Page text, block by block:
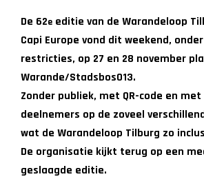
De 62e editie van de Warandeloop
Capi Europe vond dit weekend,
restricties, op 27 en 28 november
Warande/Stadsbos013.
Zonder publiek, met QR-code en
deelnemers op de zoveel
wat de Warandeloop Tilburg zo
De organisatie kijkt terug op een
geslaagde editie.